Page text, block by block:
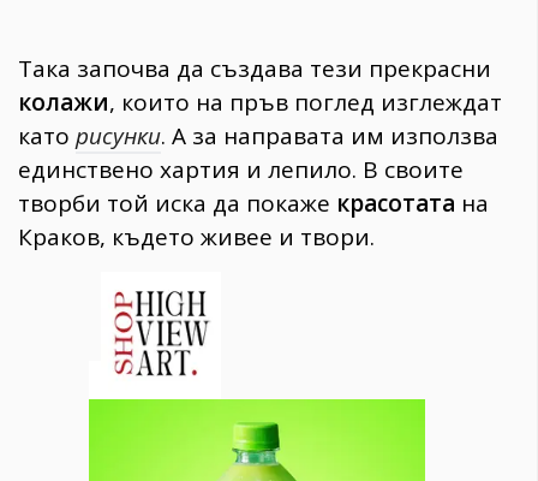
Така започва да създава тези прекрасни
колажи, които на пръв поглед изглеждат
като рисунки. А за направата им използва
единствено хартия и лепило. В своите
творби той иска да покаже красотата на
Краков, където живее и твори.